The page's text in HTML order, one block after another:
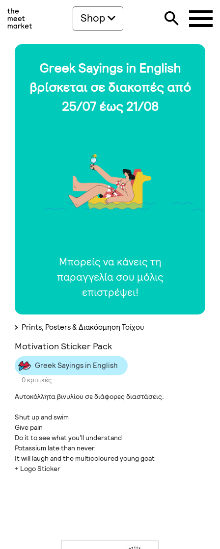
Shop
Greek Sayings in English
βρίσκεται σε διακοπές από
25/07 έως 21/08
Μπορείς να κάνεις τη
παραγγελία σου μόλις
επιστρέψει!
Prints, Posters & Διακόσμηση Τοίχου
Motivation Sticker Pack
Greek Sayings in English
0 κριτικές
Αυτοκόλλητα βινυλίου σε διάφορες διαστάσεις.
Shut up and swim
Give pain
Do it to see what you’ll understand
Potassium late than never
It will laugh and the multicoloured young goat
+ Logo Sticker